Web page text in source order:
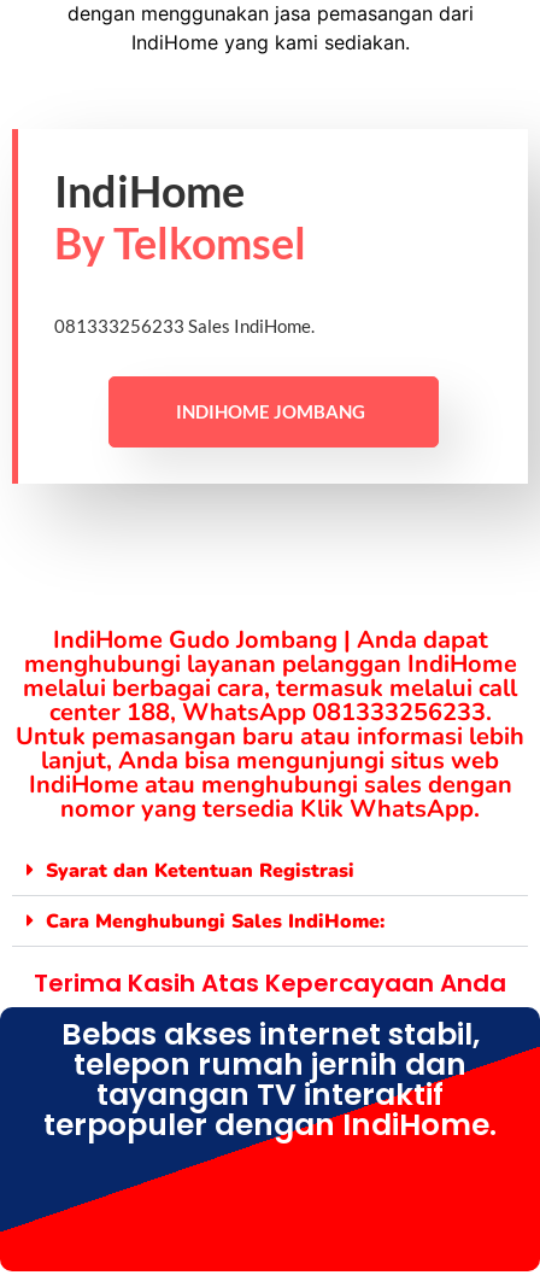
dengan menggunakan jasa pemasangan dari
IndiHome yang kami sediakan.
IndiHome
By Telkomsel
081333256233 Sales IndiHome.
INDIHOME JOMBANG
IndiHome Gudo Jombang | Anda dapat
menghubungi layanan pelanggan IndiHome
melalui berbagai cara, termasuk melalui call
center 188, WhatsApp 081333256233.
Untuk pemasangan baru atau informasi lebih
lanjut, Anda bisa mengunjungi situs web
IndiHome atau menghubungi sales dengan
nomor yang tersedia Klik WhatsApp.
Syarat dan Ketentuan Registrasi
Cara Menghubungi Sales IndiHome:
Terima Kasih Atas Kepercayaan Anda
Bebas akses internet stabil,
telepon rumah jernih dan
tayangan TV interaktif
terpopuler dengan IndiHome.